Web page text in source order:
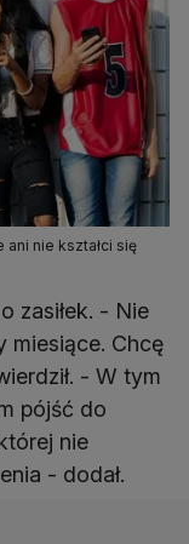
nie kształci się
zasiłek. - Nie
miesiące. Chcę
- W tym
pójść do
nie
- dodał.